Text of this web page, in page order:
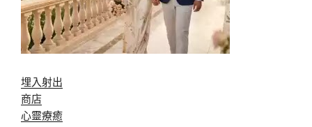
埋入射出
商店
心靈療癒